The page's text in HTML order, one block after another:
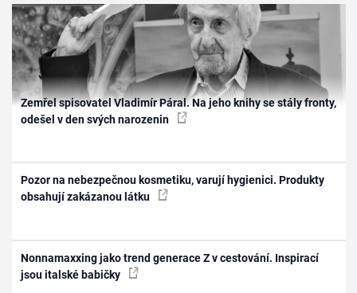
Zemřel spisovatel Vladimír Páral. Na jeho knihy se stály fronty,
odešel v den svých narozenin
Pozor na nebezpečnou kosmetiku, varují hygienici. Produkty
obsahují zakázanou látku
Nonnamaxxing jako trend generace Z v cestování. Inspirací
jsou italské babičky